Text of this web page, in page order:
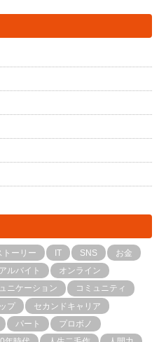
トーリー IT SNS
お金
アルバイト
オンライン
ニケーション
コミュニティ
プ
セカンドキャリア
パート
プロボノ